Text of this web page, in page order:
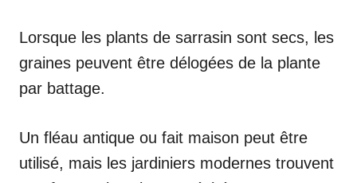
Lorsque les plants de sarrasin sont secs, les
graines peuvent être délogées de la plante
par battage.
Un fléau antique ou fait maison peut être
utilisé, mais les jardiniers modernes trouvent